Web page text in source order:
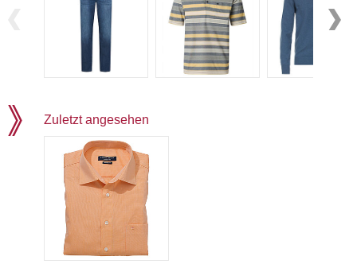
Zuletzt angesehen